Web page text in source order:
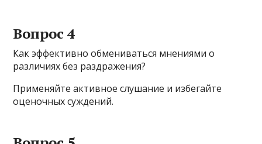
Вопрос 4
Как эффективно обмениваться мнениями о
различиях без раздражения?
Применяйте активное слушание и избегайте
оценочных суждений.